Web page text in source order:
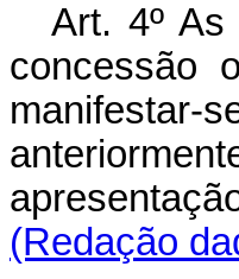
Art. 4º
concessão
manifestar-
(Redação